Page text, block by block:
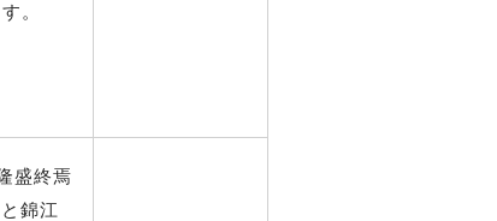
。
盛終焉
錦江